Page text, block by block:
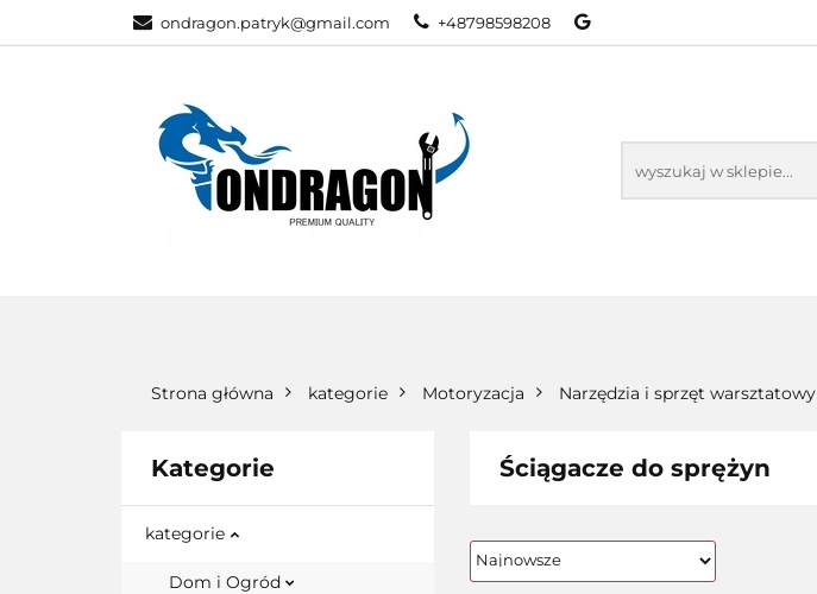
ondragon.patryk@gmail.com +48798598208
KATEGORIE NOWOŚCI
Strona główna kategorie Motoryzacja Narzędzia i sprzęt warsztatowy
Kategorie
kategorie
Dom i Ogród
Ściągacze do sprężyn